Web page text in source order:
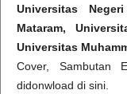
Universitas
Mataram,
Universitas
Cover,
didonwload di sini.